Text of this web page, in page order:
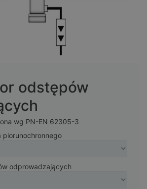
odstępów
wg PN-EN 62305-3
piorunochronnego
odprowadzających